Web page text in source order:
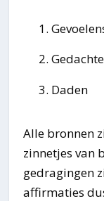
Daden
Alle bronnen
zinnetjes van
gedragingen
affirmaties